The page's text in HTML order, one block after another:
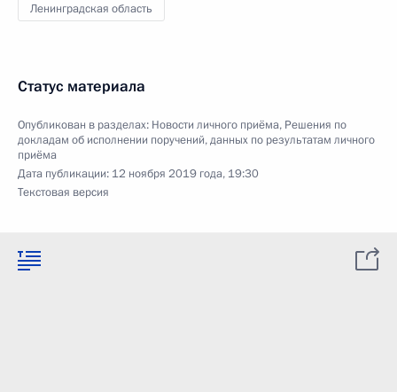
Ленинградская область
Статус материала
Опубликован в разделах: Новости личного приёма, Решения по
докладам об исполнении поручений, данных по результатам личного
приёма
Дата публикации: 12 ноября 2019 года, 19:30
Текстовая версия